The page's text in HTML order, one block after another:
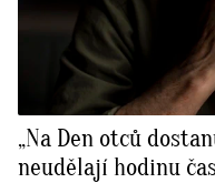
„Na Den otců
neudělají hodinu